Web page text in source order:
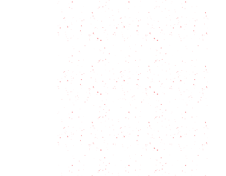
Atractivas y deliciosas: las fresas
con chocolate son el postre y el
regalo perfecto
Tradicionales Buñuelos Mexicanos
para hacer de cada día
Yogurt Griego casero: El Rey del
yogurt
Sémola con leche: 5 pasos para una
receta bien sencilla